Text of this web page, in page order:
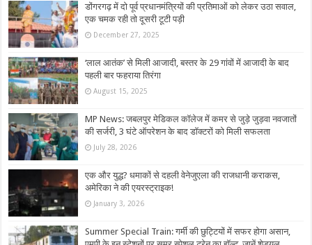
डोंगरगढ़ में दो पूर्व प्रधानमंत्रियों की प्रतिमाओं को लेकर उठा सवाल,
एक चमक रही तो दूसरी टूटी पड़ी
December 27, 2025
‘लाल आतंक’ से मिली आजादी, बस्तर के 29 गांवों में आजादी के बाद
पहली बार फहराया तिरंगा
August 15, 2025
MP News: जबलपुर मेडिकल कॉलेज में कमर से जुड़े जुड़वा नवजातों
की सर्जरी, 3 घंटे ऑपरेशन के बाद डॉक्टरों को मिली सफलता
July 28, 2026
एक और युद्ध? धमाकों से दहली वेनेजुएला की राजधानी कराकस,
अमेरिका ने की एयरस्ट्राइक!
January 3, 2026
Summer Special Train: गर्मी की छुट्ट‍ियों में सफर होगा असान,